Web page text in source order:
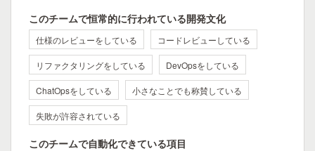
このチームで恒常的に行われている開発文化
仕様のレビューをしている コードレビューしている
リファクタリングをしている DevOpsをしている
ChatOpsをしている 小さなことでも称賛している
失敗が許容されている
このチームで自動化できている項目